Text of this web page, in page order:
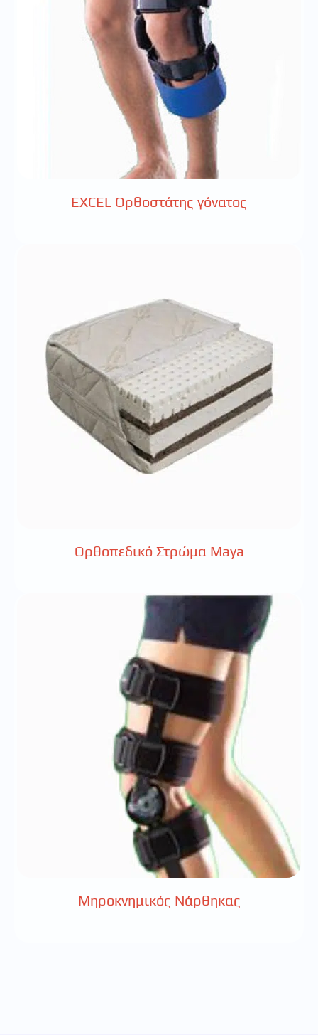
EXCEL Ορθοστάτης γόνατος
Ορθοπεδικό Στρώμα Maya
Μηροκνημικός Νάρθηκας